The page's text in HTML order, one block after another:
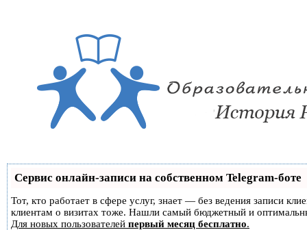
Сервис онлайн-записи на собственном Telegram-боте
Тот, кто работает в сфере услуг, знает — без ведения записи
клиентам о визитах тоже. Нашли самый бюджетный и
Для новых пользователей первый месяц бесплатно.